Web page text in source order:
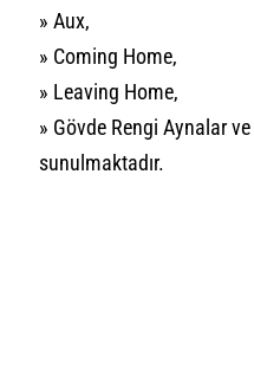
» Aux,
» Coming Home,
» Leaving Home,
» Gövde Rengi Aynalar ve
sunulmaktadır.